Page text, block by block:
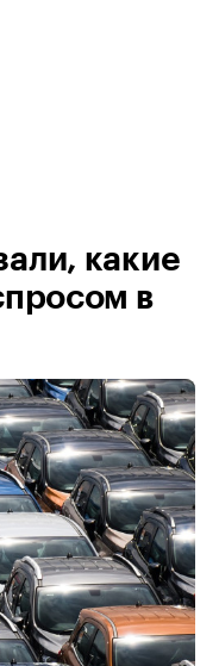
какие
в